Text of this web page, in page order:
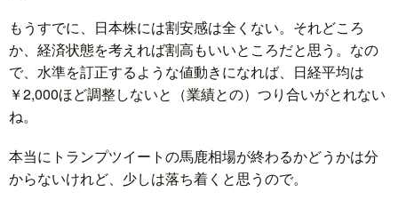
もうすでに、日本株には割安感は全くない。それどころ
か、経済状態を考えれば割高もいいところだと思う。なの
で、水準を訂正するような値動きになれば、日経平均は
￥2,000ほど調整しないと（業績との）つり合いがとれない
ね。
本当にトランプツイートの馬鹿相場が終わるかどうかは分
からないけれど、少しは落ち着くと思うので。